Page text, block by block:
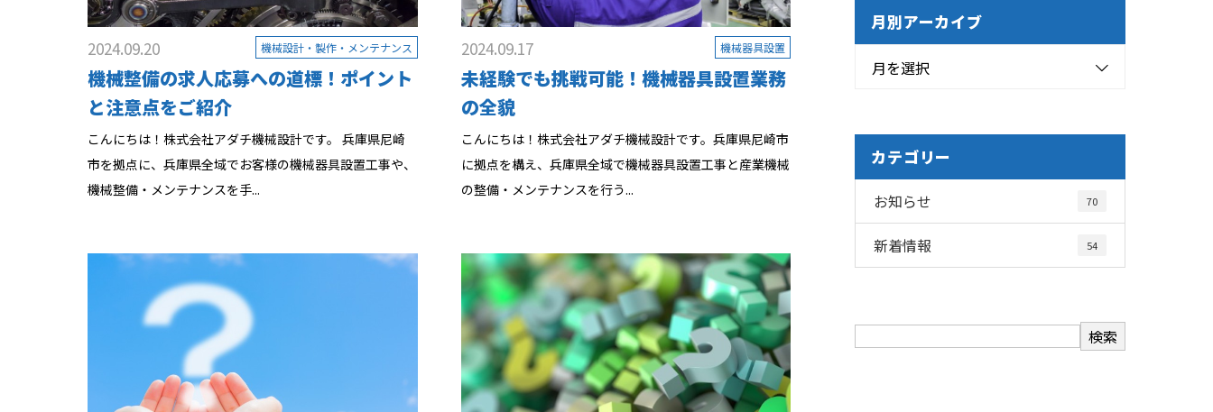
2024.09.20 機械設計・製作・メンテナンス
機械整備の求人応募への道標！ポイント
と注意点をご紹介
こんにちは！株式会社アダチ機械設計です。 兵庫県尼崎
市を拠点に、兵庫県全域でお客様の機械器具設置工事や、
機械整備・メンテナンスを手...
2024.09.17 機械器具設置
未経験でも挑戦可能！機械器具設置業務
の全貌
こんにちは！株式会社アダチ機械設計です。兵庫県尼崎市
に拠点を構え、兵庫県全域で機械器具設置工事と産業機械
の整備・メンテナンスを行う...
月別アーカイブ
月を選択
カテゴリー
お知らせ 70
新着情報 54